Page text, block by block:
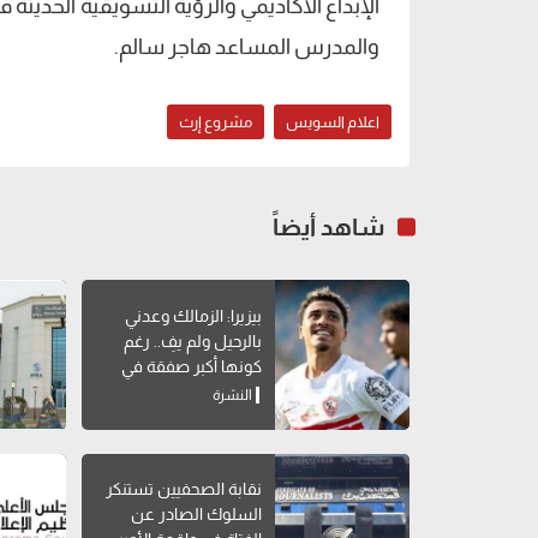
الإبداع الأكاديمي والرؤية التسويقية
والمدرس المساعد هاجر سالم.
اعلام السويس مشروع إرث
شاهد أيضاً
بيزيرا: الزمالك وعدني
بالرحيل ولم يفِ.. رغم
كونها أكبر صفقة في
تاريخه
النشرة
نقابة الصحفيين تستنكر
السلوك الصادر عن